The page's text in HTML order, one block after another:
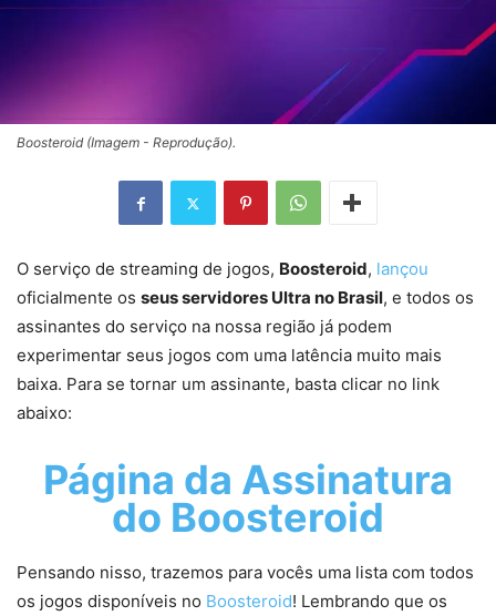
Boosteroid (Imagem - Reprodução).
O serviço de streaming de jogos, Boosteroid, lançou
oficialmente os seus servidores Ultra no Brasil, e todos os
assinantes do serviço na nossa região já podem
experimentar seus jogos com uma latência muito mais
baixa. Para se tornar um assinante, basta clicar no link
abaixo:
Página da Assinatura
do Boosteroid
Pensando nisso, trazemos para vocês uma lista com todos
os jogos disponíveis no Boosteroid! Lembrando que os